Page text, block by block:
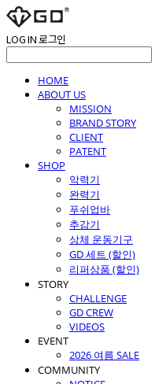
LOG IN로그인
HOME
ABOUT US
MISSION
BRAND STORY
CLIENT
PATENT
SHOP
악력기
완력기
푸쉬업바
추감기
상체 운동기구
GD 세트 (할인)
리퍼상품 (할인)
STORY
CHALLENGE
GD CREW
VIDEOS
EVENT
2026 여름 SALE
COMMUNITY